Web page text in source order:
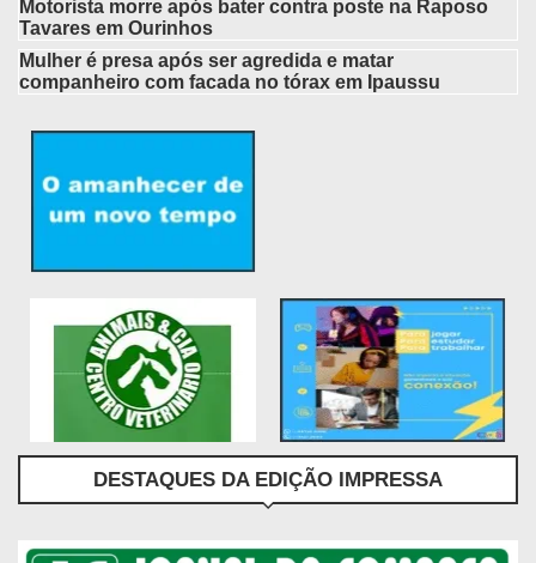
Motorista morre após bater contra poste na Raposo
Tavares em Ourinhos
Mulher é presa após ser agredida e matar
companheiro com facada no tórax em Ipaussu
DESTAQUES DA EDIÇÃO IMPRESSA